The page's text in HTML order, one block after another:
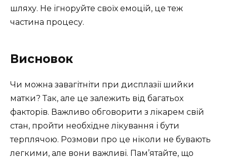
шляху. Не ігноруйте своїх емоцій, це теж
частина процесу.
Висновок
Чи можна завагітніти при дисплазії шийки
матки? Так, але це залежить від багатьох
факторів. Важливо обговорити з лікарем свій
стан, пройти необхідне лікування і бути
терплячою. Розмови про це ніколи не бувають
легкими, але вони важливі. Пам’ятайте, що